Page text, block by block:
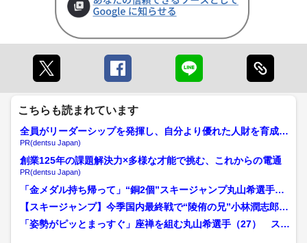
こちらも読まれています
全員がリーダーシップを発揮し、自分より優れた人財を育成す
る
PR(dentsu Japan)
創業125年の課題解決力×多様な才能で挑む、これからの電通
PR(dentsu Japan)
「金メダル持ち帰って」“銅2個”スキージャンプ丸山希選手（2
7）に地元の子どもた...
【スキージャンプ】今季国内最終戦で“陵侑の兄”小林潤志郎が
逆転優勝…“陵侑の姉”...
「姿勢がピッとまっすぐ」座禅を組む丸山希選手（27） スキ